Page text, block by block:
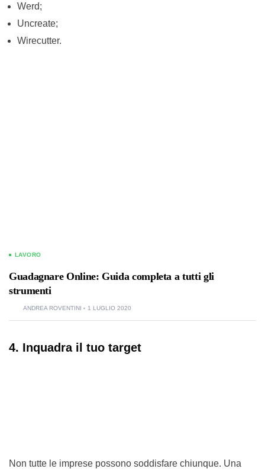
Werd;
Uncreate;
Wirecutter.
LAVORO
Guadagnare Online: Guida completa a tutti gli
strumenti
ANDREA ROVENTINI 1 LUGLIO 2020
4. Inquadra il tuo target
Non tutte le imprese possono soddisfare chiunque. Una